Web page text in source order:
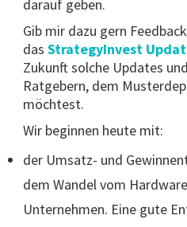
darauf geben.
Gib mir dazu gern
das StrategyInvest
Zukunft solche Updates
Ratgebern, dem
möchtest.
Wir beginnen heute mit:
der Umsatz- und
dem Wandel vom
Unternehmen. Eine gute